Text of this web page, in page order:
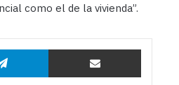
como el de la vivienda”.
Telegram Compartir por correo